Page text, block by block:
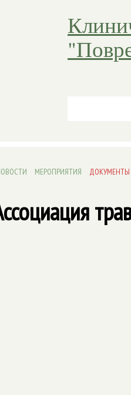
МЕРОПРИЯТИЯ ДОКУМЕНТЫ